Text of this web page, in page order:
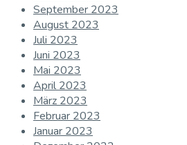
September 2023
August 2023
Juli 2023
Juni 2023
Mai 2023
April 2023
März 2023
Februar 2023
Januar 2023